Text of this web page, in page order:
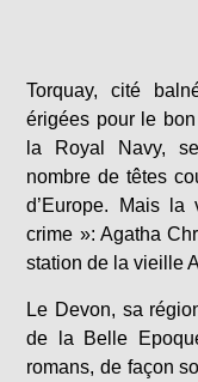
Torquay, cité
érigées pour le
la Royal Navy,
nombre de têtes
d’Europe. Mais
crime »: Agatha
station de la vieille
Le Devon, sa
de la Belle
romans, de façon